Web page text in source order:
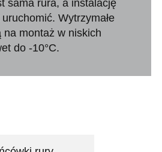
sama rura, a instalację
Wytrzymałe
na montaż w niskich
do -10°C.